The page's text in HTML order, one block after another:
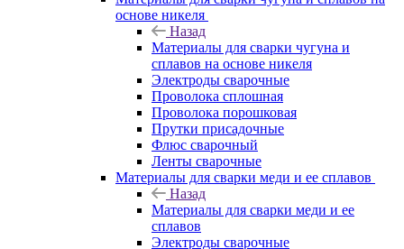
основе никеля
Назад
Материалы для сварки чугуна и
сплавов на основе никеля
Электроды сварочные
Проволока сплошная
Проволока порошковая
Прутки присадочные
Флюс сварочный
Ленты сварочные
Материалы для сварки меди и ее сплавов
Назад
Материалы для сварки меди и ее
сплавов
Электроды сварочные